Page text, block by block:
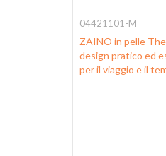
04421101-M
ZAINO in pelle
design pratico ed
per il viaggio e il